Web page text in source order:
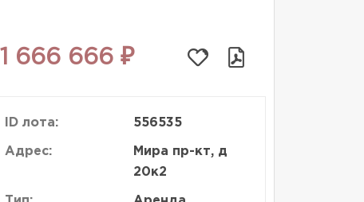
1 666 666 ₽
ID лота: 556535
Адрес:
Мира пр-кт, д
20к2